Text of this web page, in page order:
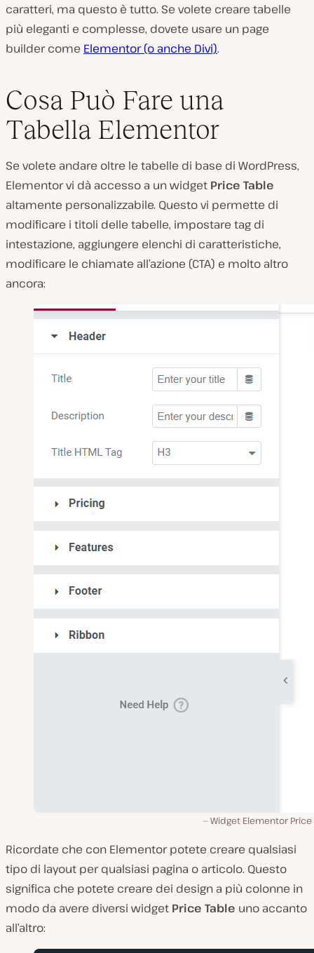
caratteri, ma questo è tutto. Se volete creare tabelle
più eleganti e complesse, dovete usare un page
builder come Elementor (o anche Divi).
Cosa Può Fare una
Tabella Elementor
Se volete andare oltre le tabelle di base di WordPress,
Elementor vi dà accesso a un widget Price Table
altamente personalizzabile. Questo vi permette di
modificare i titoli delle tabelle, impostare tag di
intestazione, aggiungere elenchi di caratteristiche,
modificare le chiamate all’azione (CTA) e molto altro
ancora:
Widget Elementor Price
Ricordate che con Elementor potete creare qualsiasi
tipo di layout per qualsiasi pagina o articolo. Questo
significa che potete creare dei design a più colonne in
modo da avere diversi widget Price Table uno accanto
all’altro: